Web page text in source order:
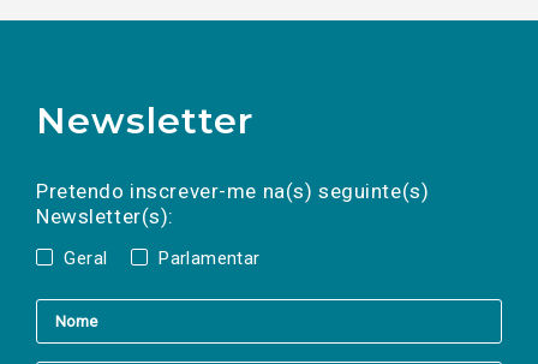
Newsletter
Pretendo inscrever-me na(s) seguinte(s)
Newsletter(s):
Geral Parlamentar
a(s) newsletter(s).
mail